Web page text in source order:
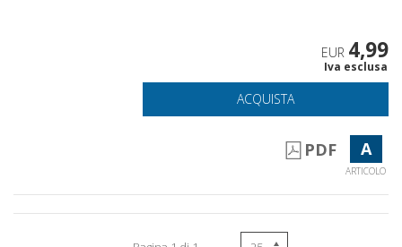
EUR 4,99
Iva esclusa
ACQUISTA
PDF A
ARTICOLO